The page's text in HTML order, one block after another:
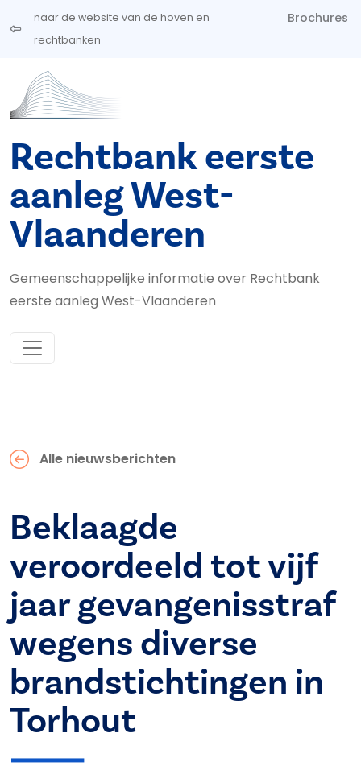
Overslaan en naar de inhoud gaan
naar de website van de hoven en
rechtbanken
Brochures
Rechtbank eerste
aanleg West-
Vlaanderen
Gemeenschappelijke informatie over Rechtbank
eerste aanleg West-Vlaanderen
Alle nieuwsberichten
Beklaagde
veroordeeld tot vijf
jaar gevangenisstraf
wegens diverse
brandstichtingen in
Torhout